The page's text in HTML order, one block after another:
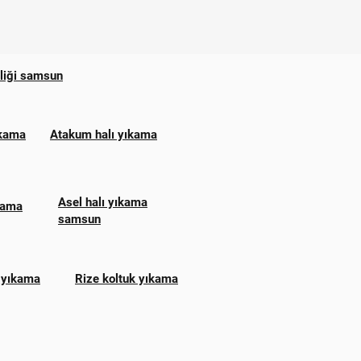
samsun
Atakum halı yıkama
Asel halı yıkama
samsun
Rize koltuk yıkama